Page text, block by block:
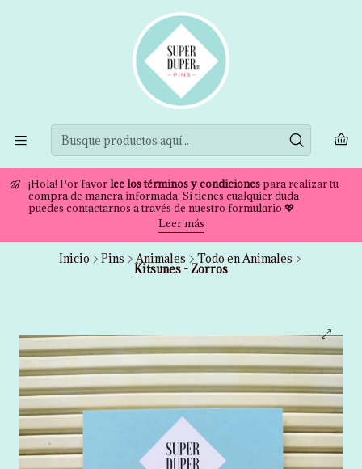
¡Hola! Por favorlee los términos y condicionespara realizar tu
compra de manera informada. Si tienes cualquier duda
puedes contactarnos a través de nuestro formulario 💖
Leer más
Inicio Pins Animales Todo en Animales
Kitsunes - Zorros